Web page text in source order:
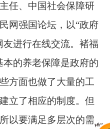
任、中国社会保障研
网强国论坛，以“政府
进行在线交流。褚福
本的养老保障是政府的
方面也做了大量的工
立了相应的制度。但
以要满足多层次的需